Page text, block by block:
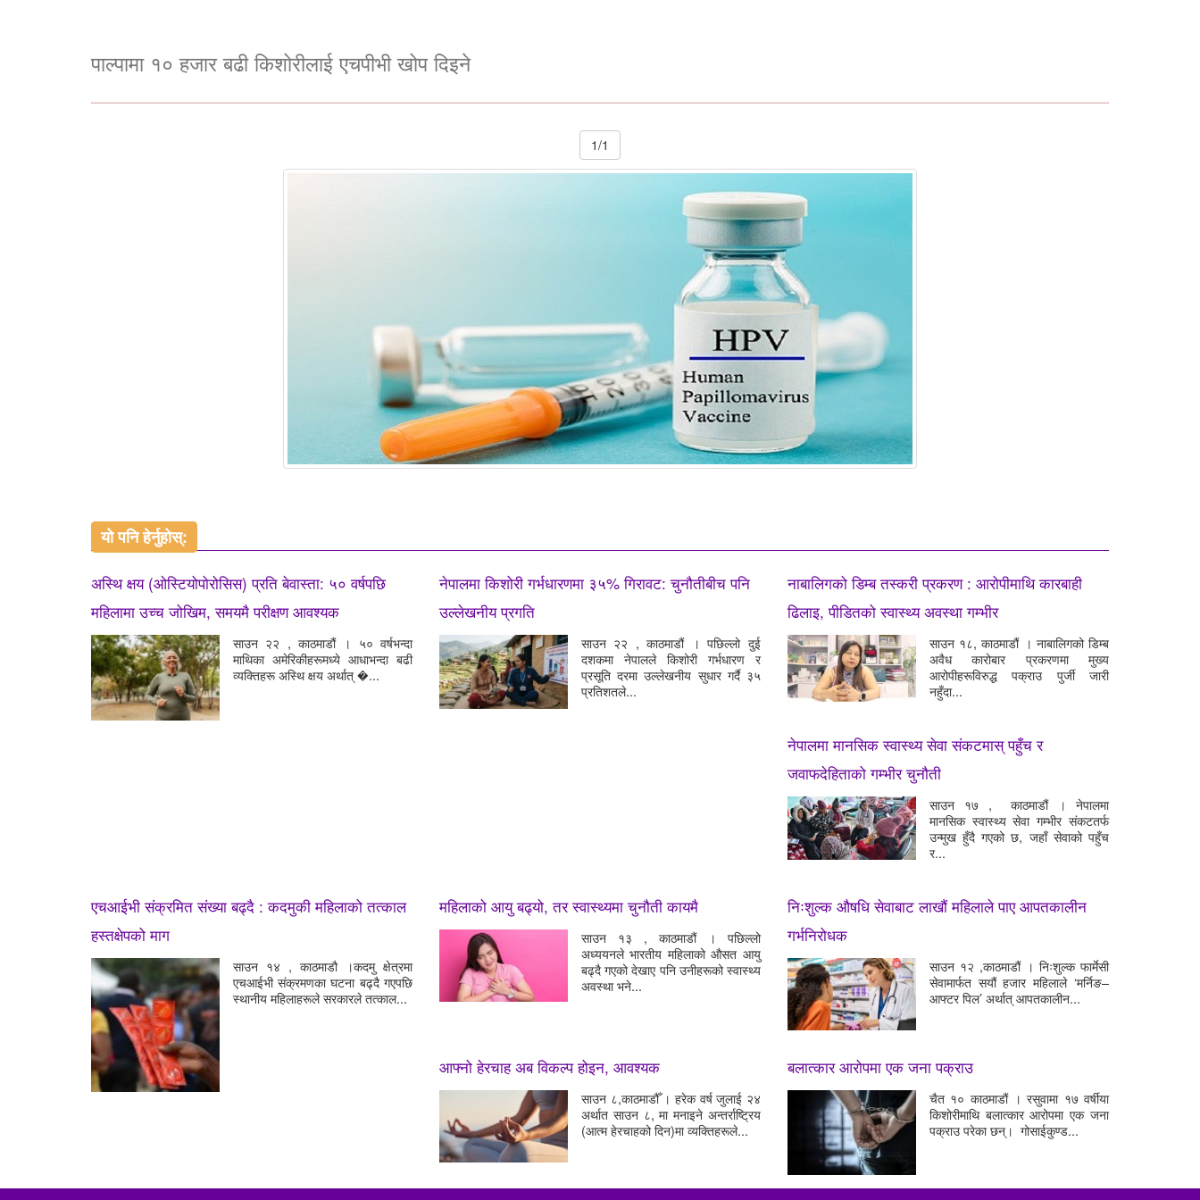
पाल्पामा १० हजार बढी किशोरीलाई एचपीभी खोप दिइने
1/1
यो पनि हेर्नुहोस्:
अस्थि क्षय (ओस्टियोपोरोसिस) प्रति बेवास्ता: ५० वर्षपछि
महिलामा उच्च जोखिम, समयमै परीक्षण आवश्यक
साउन २२ , काठमाडौं । ५० वर्षभन्दा
माथिका अमेरिकीहरूमध्ये आधाभन्दा बढी
व्यक्तिहरू अस्थि क्षय अर्थात् �...
नेपालमा किशोरी गर्भधारणमा ३५% गिरावट: चुनौतीबीच पनि
उल्लेखनीय प्रगति
साउन २२ , काठमाडौं । पछिल्लो दुई
दशकमा नेपालले किशोरी गर्भधारण र
प्रसूति दरमा उल्लेखनीय सुधार गर्दै ३५
प्रतिशतले...
नाबालिगको डिम्ब तस्करी प्रकरण : आरोपीमाथि कारबाही
ढिलाइ, पीडितको स्वास्थ्य अवस्था गम्भीर
साउन १८, काठमाडौं । नाबालिगको डिम्ब
अवैध कारोबार प्रकरणमा मुख्य
आरोपीहरूविरुद्ध पक्राउ पुर्जी जारी
नहुँदा...
नेपालमा मानसिक स्वास्थ्य सेवा संकटमास् पहुँच र
जवाफदेहिताको गम्भीर चुनौती
साउन १७ , काठमाडौं । नेपालमा
मानसिक स्वास्थ्य सेवा गम्भीर संकटतर्फ
उन्मुख हुँदै गएको छ, जहाँ सेवाको पहुँच
र...
एचआईभी संक्रमित संख्या बढ्दै : कदमुकी महिलाको तत्काल
हस्तक्षेपको माग
साउन १४ , काठमाडौ ।कदमु क्षेत्रमा
एचआईभी संक्रमणका घटना बढ्दै गएपछि
स्थानीय महिलाहरूले सरकारले तत्काल...
महिलाको आयु बढ्यो, तर स्वास्थ्यमा चुनौती कायमै
साउन १३ , काठमाडौं । पछिल्लो
अध्ययनले भारतीय महिलाको औसत आयु
बढ्दै गएको देखाए पनि उनीहरूको स्वास्थ्य
अवस्था भने...
निःशुल्क औषधि सेवाबाट लाखौं महिलाले पाए आपतकालीन
गर्भनिरोधक
साउन १२ ,काठमाडौं । निःशुल्क फार्मेसी
सेवामार्फत सयौं हजार महिलाले ‘मर्निङ–
आफ्टर पिल’ अर्थात् आपतकालीन...
आफ्नो हेरचाह अब विकल्प होइन, आवश्यक
साउन ८,काठमाडौँ । हरेक वर्ष जुलाई २४
अर्थात साउन ८, मा मनाइने अन्तर्राष्ट्रिय
(आत्म हेरचाहको दिन)मा व्यक्तिहरूले...
बलात्कार आरोपमा एक जना पक्राउ
चैत १० काठमाडौं । रसुवामा १७ वर्षीया
किशोरीमाथि बलात्कार आरोपमा एक जना
पक्राउ परेका छन्। गोसाईकुण्ड...